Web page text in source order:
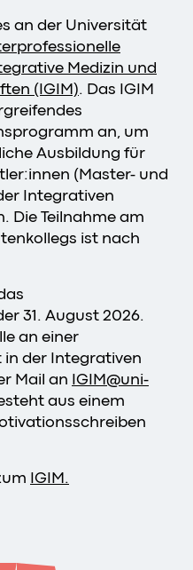
an der Universität
Medizin und
(IGIM). Das IGIM
an, um
Ausbildung für
(Master- und
Integrativen
Die Teilnahme am
ist nach
31. August 2026.
an einer
der Integrativen
Mail an IGIM@uni-
aus einem
IGIM.